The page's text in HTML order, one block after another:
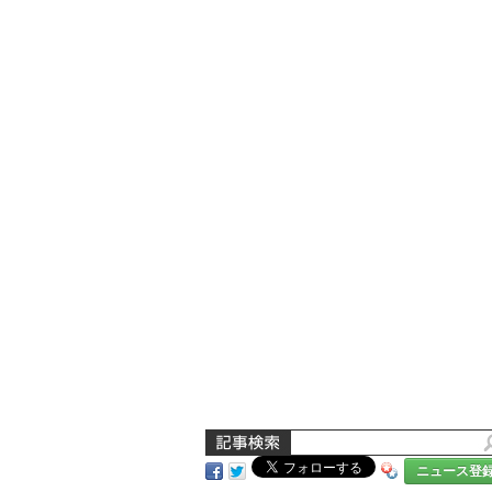
ニュース登